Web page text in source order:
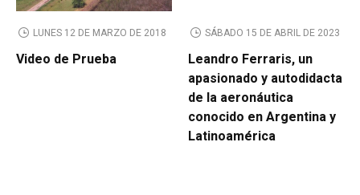
LUNES 12 DE MARZO DE 2018
Video de Prueba
SÁBADO 15 DE ABRIL DE 2023
Leandro Ferraris, un
apasionado y autodidacta
de la aeronáutica
conocido en Argentina y
Latinoamérica